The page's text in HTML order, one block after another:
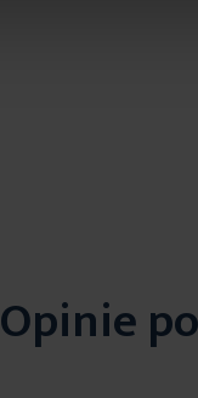
Opinie